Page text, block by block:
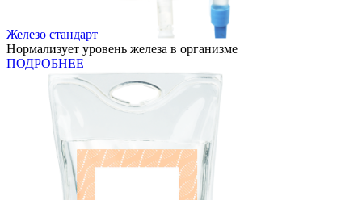
Железо стандарт
Нормализует уровень железа в организме
ПОДРОБНЕЕ